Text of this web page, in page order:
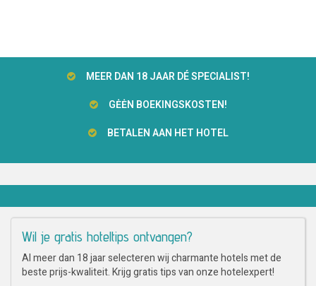
MEER DAN 18 JAAR DÉ SPECIALIST!
GĖĖN BOEKINGSKOSTEN!
BETALEN AAN HET HOTEL
Wil je gratis hoteltips ontvangen?
Al meer dan 18 jaar selecteren wij charmante hotels met de
beste prijs-kwaliteit. Krijg gratis tips van onze hotelexpert!